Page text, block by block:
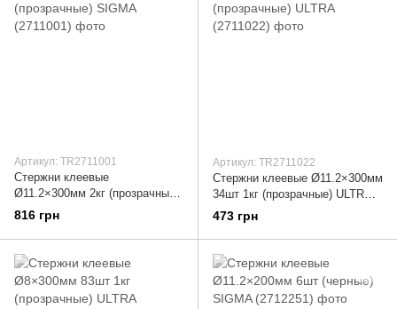
Артикул: TR2711001
Стержни клеевые
Ø11.2×300мм 2кг (прозрачные)
SIGMA (2711001)
816 грн
Артикул: TR2711022
Стержни клеевые Ø11.2×300мм
34шт 1кг (прозрачные) ULTRA
(2711022)
473 грн